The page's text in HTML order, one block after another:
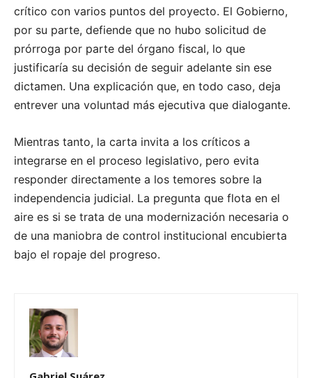
crítico con varios puntos del proyecto. El Gobierno,
por su parte, defiende que no hubo solicitud de
prórroga por parte del órgano fiscal, lo que
justificaría su decisión de seguir adelante sin ese
dictamen. Una explicación que, en todo caso, deja
entrever una voluntad más ejecutiva que dialogante.
Mientras tanto, la carta invita a los críticos a
integrarse en el proceso legislativo, pero evita
responder directamente a los temores sobre la
independencia judicial. La pregunta que flota en el
aire es si se trata de una modernización necesaria o
de una maniobra de control institucional encubierta
bajo el ropaje del progreso.